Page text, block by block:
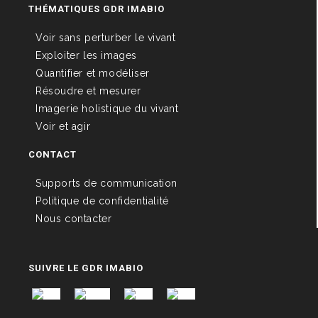
THÉMATIQUES GDR IMABIO
Voir sans perturber le vivant
Exploiter les images
Quantifier et modéliser
Résoudre et mesurer
Imagerie holistique du vivant
Voir et agir
CONTACT
Supports de communication
Politique de confidentialité
Nous contacter
SUIVRE LE GDR IMABIO